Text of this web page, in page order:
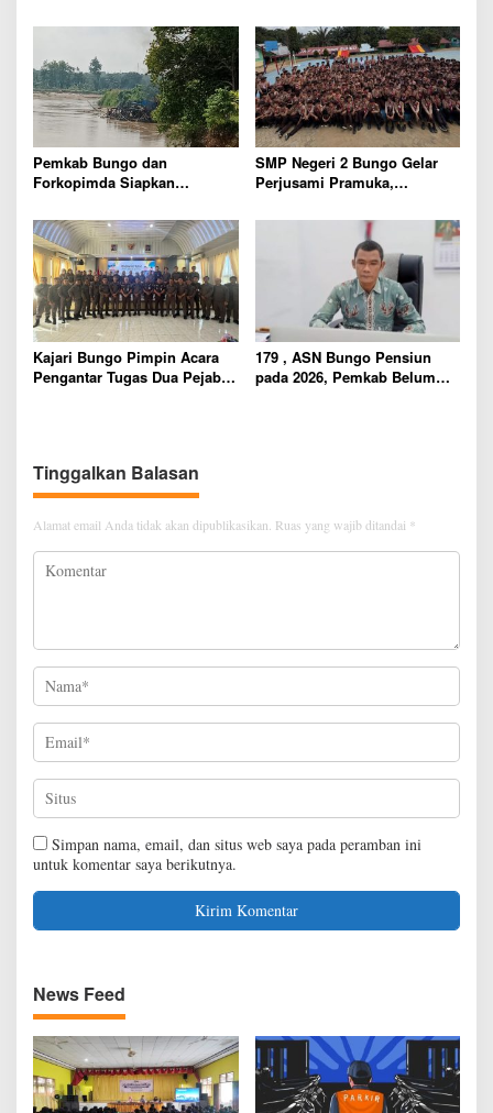
polres Bungo dan Kapolsek
Diminta Segera Bertindak
Pemkab Bungo dan
Forkopimda Siapkan
Warga Harap Ada Perhatian
Dari Panglima TNI dan Mabes
polri Pusat
SMP Negeri 2 Bungo Gelar
Perjusami Pramuka,
mulia, disiplin, mandiri,
bertanggung jawab Sejak Dini
Kajari Bungo Pimpin Acara
Pengantar Tugas Dua Pejabat
179 , ASN Bungo Pensiun
pada 2026, Pemkab Belum
Tinggalkan Balasan
Alamat email Anda tidak akan dipublikasikan. Ruas yang wajib ditandai *
Simpan nama, email, dan situs web saya pada peramban ini
untuk komentar saya berikutnya.
News Feed